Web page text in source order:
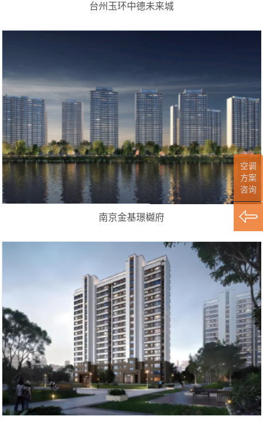
台州玉环中德未来城
南京金基璟樾府
空调
方案
咨询